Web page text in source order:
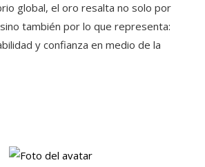
global, el oro resalta no solo por
también por lo que representa:
y confianza en medio de la